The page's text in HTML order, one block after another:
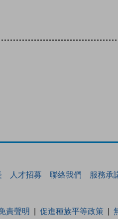
人才招募 聯絡我們 服務承
責聲明 促進種族平等政策